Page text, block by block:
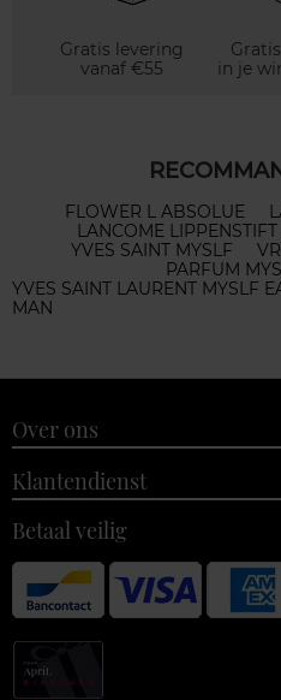
Gratis levering
vanaf €55
in je
FLOWER L ABSOLUE
LANCOME
YVES SAINT MYSLF
PARFUM
YVES SAINT LAURENT MYSLF
MAN
Over ons
Klantendienst
Betaal veilig